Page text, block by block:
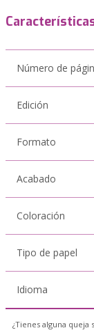
Número de
Edición
Formato
Acabado
Coloración
Tipo de papel
Idioma
¿Tienes alguna